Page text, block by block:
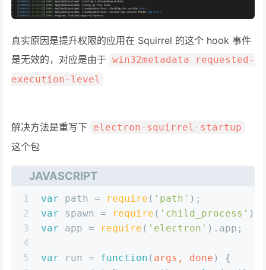
真实原因是提升权限的应用在 Squirrel 的这个 hook 事件
是无效的，对应是由于 win32metadata requested-
execution-level
解决方法是重写下 electron-squirrel-startup
这个包
JAVASCRIPT
1
2
3
4
5
var path = require ( 'path' );
var spawn = require ( 'child_process' ).
var app = require ( 'electron' ). app ;
var run = function ( args, done ) {